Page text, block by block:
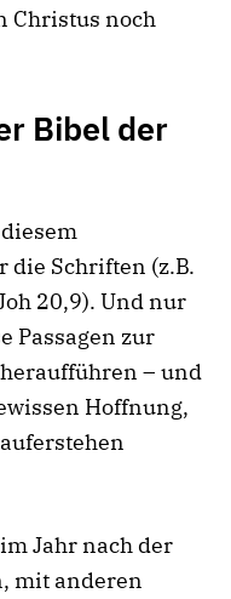
Christus noch
Bibel der
die Schriften (z.B.
20,9). Und nur
Passagen zur
– und
Hoffnung,
Jahr nach der
mit anderen